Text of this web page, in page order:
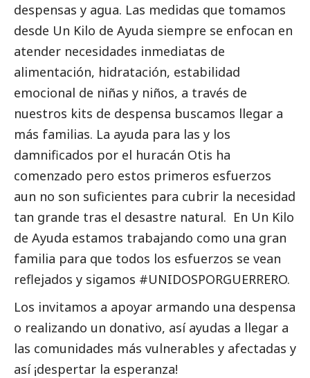
despensas y agua. Las medidas que tomamos
desde Un Kilo de Ayuda siempre se enfocan en
atender necesidades inmediatas de
alimentación, hidratación, estabilidad
emocional de niñas y niños, a través de
nuestros kits de despensa buscamos llegar a
más familias. La ayuda para las y los
damnificados por el huracán Otis ha
comenzado pero estos primeros esfuerzos
aun no son suficientes para cubrir la necesidad
tan grande tras el desastre natural. En Un Kilo
de Ayuda estamos trabajando como una gran
familia para que todos los esfuerzos se vean
reflejados y sigamos #UNIDOSPORGUERRERO.
Los invitamos a apoyar armando una despensa
o realizando un donativo, así ayudas a llegar a
las comunidades más vulnerables y afectadas y
así ¡despertar la esperanza!